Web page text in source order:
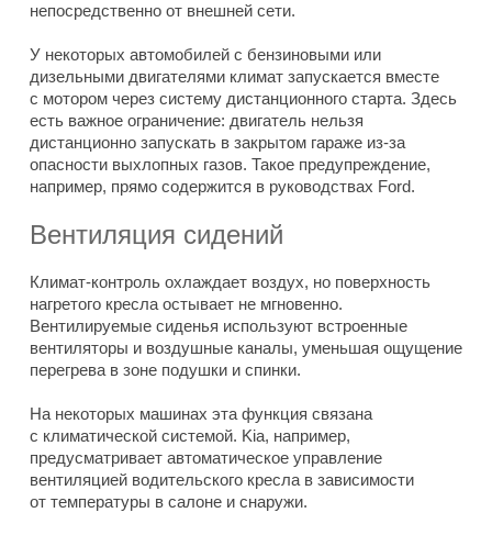
непосредственно от внешней сети.
У некоторых автомобилей с бензиновыми или
дизельными двигателями климат запускается вместе
с мотором через систему дистанционного старта. Здесь
есть важное ограничение: двигатель нельзя
дистанционно запускать в закрытом гараже из-за
опасности выхлопных газов. Такое предупреждение,
например, прямо содержится в руководствах Ford.
Вентиляция сидений
Климат-контроль охлаждает воздух, но поверхность
нагретого кресла остывает не мгновенно.
Вентилируемые сиденья используют встроенные
вентиляторы и воздушные каналы, уменьшая ощущение
перегрева в зоне подушки и спинки.
На некоторых машинах эта функция связана
с климатической системой. Kia, например,
предусматривает автоматическое управление
вентиляцией водительского кресла в зависимости
от температуры в салоне и снаружи.